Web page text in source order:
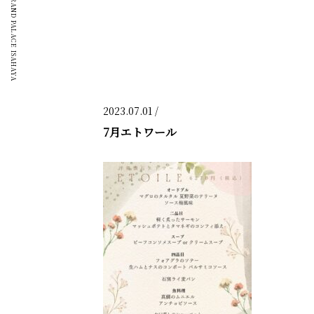
GRAND PALACE ISAHAYA
2023.07.01 /
7月エトワール